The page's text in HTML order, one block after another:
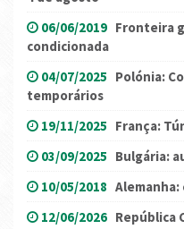
06/06/2019 Fronteira
condicionada
04/07/2025 Polónia:
temporários
19/11/2025 França:
03/09/2025 Bulgária:
10/05/2018
12/06/2026 República